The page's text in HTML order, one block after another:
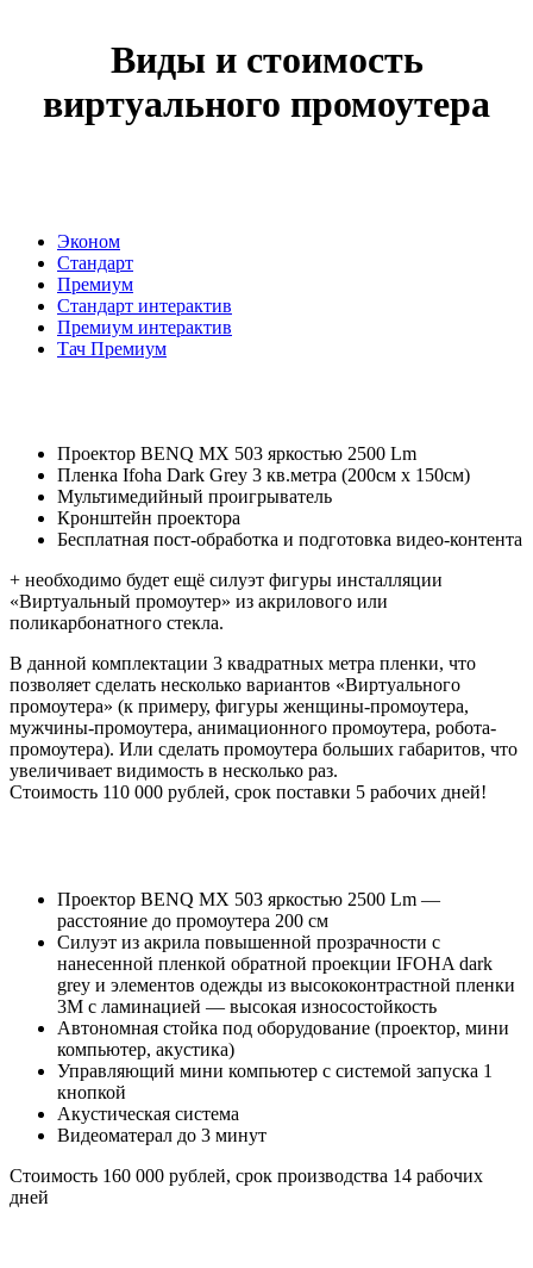
Виды и стоимость
виртуального промоутера
Эконом
Стандарт
Премиум
Стандарт интерактив
Премиум интерактив
Тач Премиум
Проектор BENQ MX 503 яркостью 2500 Lm
Пленка Ifoha Dark Grey 3 кв.метра (200см х 150см)
Мультимедийный проигрыватель
Кронштейн проектора
Бесплатная пост-обработка и подготовка видео-контента
+ необходимо будет ещё силуэт фигуры инсталляции
«Виртуальный промоутер» из акрилового или
поликарбонатного стекла.
В данной комплектации 3 квадратных метра пленки, что
позволяет сделать несколько вариантов «Виртуального
промоутера» (к примеру, фигуры женщины-промоутера,
мужчины-промоутера, анимационного промоутера, робота-
промоутера). Или сделать промоутера больших габаритов, что
увеличивает видимость в несколько раз.
Стоимость 110 000 рублей, срок поставки 5 рабочих дней!
Проектор BENQ MX 503 яркостью 2500 Lm —
расстояние до промоутера 200 см
Силуэт из акрила повышенной прозрачности с
нанесенной пленкой обратной проекции IFOHA dark
grey и элементов одежды из высококонтрастной пленки
3M с ламинацией — высокая износостойкость
Автономная стойка под оборудование (проектор, мини
компьютер, акустика)
Управляющий мини компьютер с системой запуска 1
кнопкой
Акустическая система
Видеоматерал до 3 минут
Стоимость 160 000 рублей, срок производства 14 рабочих
дней